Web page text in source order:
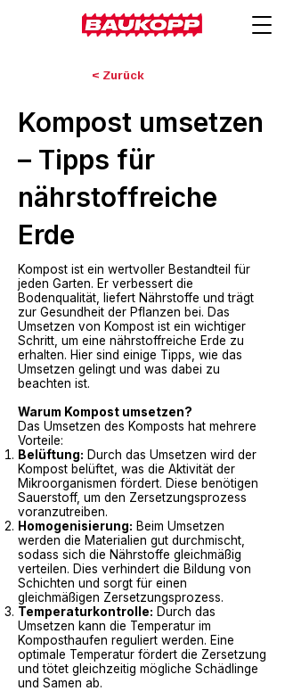
< Zurück
Kompost umsetzen
– Tipps für
nährstoffreiche
Erde
Kompost ist ein wertvoller Bestandteil für
jeden Garten. Er verbessert die
Bodenqualität, liefert Nährstoffe und trägt
zur Gesundheit der Pflanzen bei. Das
Umsetzen von Kompost ist ein wichtiger
Schritt, um eine nährstoffreiche Erde zu
erhalten. Hier sind einige Tipps, wie das
Umsetzen gelingt und was dabei zu
beachten ist.
Warum Kompost umsetzen?
Das Umsetzen des Komposts hat mehrere
Vorteile:
Belüftung: Durch das Umsetzen wird der
Kompost belüftet, was die Aktivität der
Mikroorganismen fördert. Diese benötigen
Sauerstoff, um den Zersetzungsprozess
voranzutreiben.
Homogenisierung: Beim Umsetzen
werden die Materialien gut durchmischt,
sodass sich die Nährstoffe gleichmäßig
verteilen. Dies verhindert die Bildung von
Schichten und sorgt für einen
gleichmäßigen Zersetzungsprozess.
Temperaturkontrolle: Durch das
Umsetzen kann die Temperatur im
Komposthaufen reguliert werden. Eine
optimale Temperatur fördert die Zersetzung
und tötet gleichzeitig mögliche Schädlinge
und Samen ab.